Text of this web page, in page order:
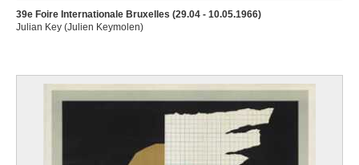
39e Foire Internationale Bruxelles (29.04 - 10.05.1966)
Julian Key (Julien Keymolen)